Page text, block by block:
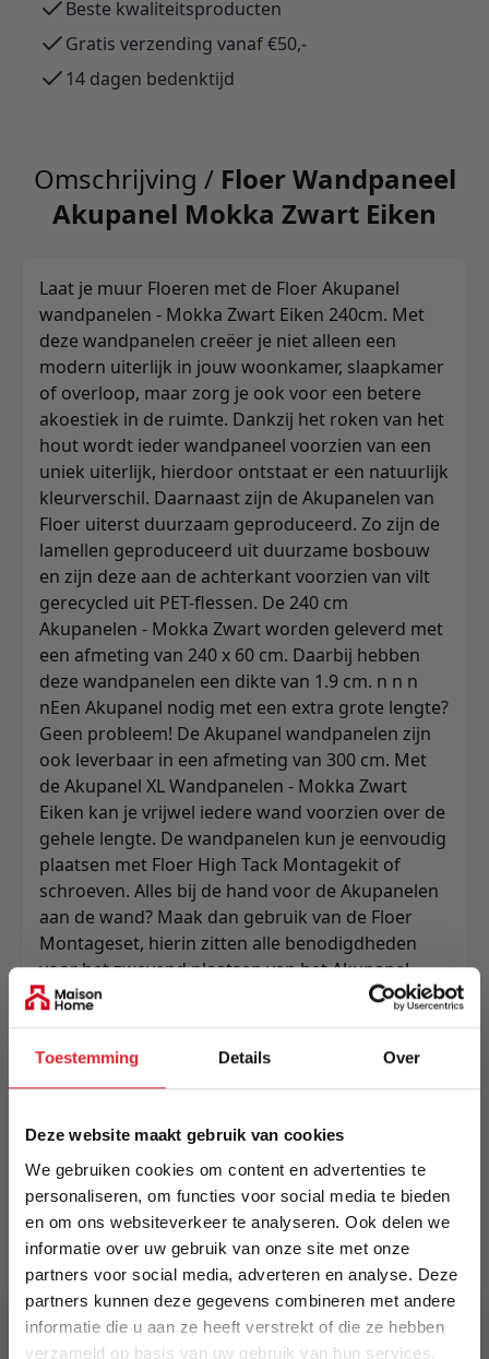
Toestemming Details Over
Deze website maakt gebruik van cookies
We gebruiken cookies om content en advertenties te
personaliseren, om functies voor social media te bieden
en om ons websiteverkeer te analyseren. Ook delen we
informatie over uw gebruik van onze site met onze
partners voor social media, adverteren en analyse. Deze
partners kunnen deze gegevens combineren met andere
informatie die u aan ze heeft verstrekt of die ze hebben
verzameld op basis van uw gebruik van hun services.
Beste kwaliteitsproducten
Gratis verzending vanaf €50,-
14 dagen bedenktijd
Omschrijving / Floer Wandpaneel
Akupanel Mokka Zwart Eiken
Laat je muur Floeren met de Floer Akupanel
wandpanelen - Mokka Zwart Eiken 240cm. Met
deze wandpanelen creëer je niet alleen een
modern uiterlijk in jouw woonkamer, slaapkamer
of overloop, maar zorg je ook voor een betere
akoestiek in de ruimte. Dankzij het roken van het
hout wordt ieder wandpaneel voorzien van een
uniek uiterlijk, hierdoor ontstaat er een natuurlijk
kleurverschil. Daarnaast zijn de Akupanelen van
Floer uiterst duurzaam geproduceerd. Zo zijn de
lamellen geproduceerd uit duurzame bosbouw
en zijn deze aan de achterkant voorzien van vilt
gerecycled uit PET-flessen. De 240 cm
Akupanelen - Mokka Zwart worden geleverd met
een afmeting van 240 x 60 cm. Daarbij hebben
deze wandpanelen een dikte van 1.9 cm. n n n
nEen Akupanel nodig met een extra grote lengte?
Geen probleem! De Akupanel wandpanelen zijn
ook leverbaar in een afmeting van 300 cm. Met
de Akupanel XL Wandpanelen - Mokka Zwart
Eiken kan je vrijwel iedere wand voorzien over de
gehele lengte. De wandpanelen kun je eenvoudig
plaatsen met Floer High Tack Montagekit of
schroeven. Alles bij de hand voor de Akupanelen
aan de wand? Maak dan gebruik van de Floer
Montageset, hierin zitten alle benodigdheden
voor het zwevend plaatsen van het Akupanel.
Maak gebruik van een bijpassende eindlat om
het paneel een finishing touch te geven.
Meer informatie
Floer
EAN
8719425247984
Prijs
€ 189,95